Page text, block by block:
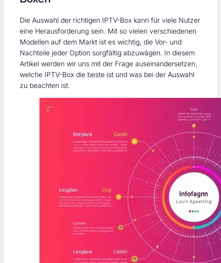
Die Auswahl der richtigen IPTV-Box kann für viele Nutzer
eine Herausforderung sein. Mit so vielen verschiedenen
Modellen auf dem Markt ist es wichtig, die Vor- und
Nachteile jeder Option sorgfältig abzuwägen. In diesem
Artikel werden wir uns mit der Frage auseinandersetzen,
welche IPTV-Box die beste ist und was bei der Auswahl
zu beachten ist.